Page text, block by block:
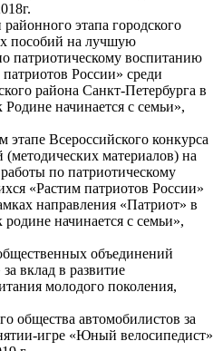
этапа городского
пособий на лучшую
патриотическому воспитанию
России» среди
района Санкт-Петербурга в
начинается с семьи»,
этапе Всероссийского конкурса
материалов) на
по патриотическому
«Растим патриотов России»
направления «Патриот» в
начинается с семьи»,
объединений
вклад в развитие
молодого поколения,
общества автомобилистов за
игре «Юный велосипедист»